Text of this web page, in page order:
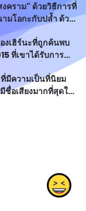
งคราม" ด้วยวิธีการที่
มโอกะกับปล้ำ ด้วย
งเฮิร์นะที่ถูกค้นพบ
ที่เขาได้รับการ
สู้ของเขาทั้งหมด
มีความเป็นที่นิยม
ชื่อเสียงมากที่สุดใน
ละเป็นเจ้าของ